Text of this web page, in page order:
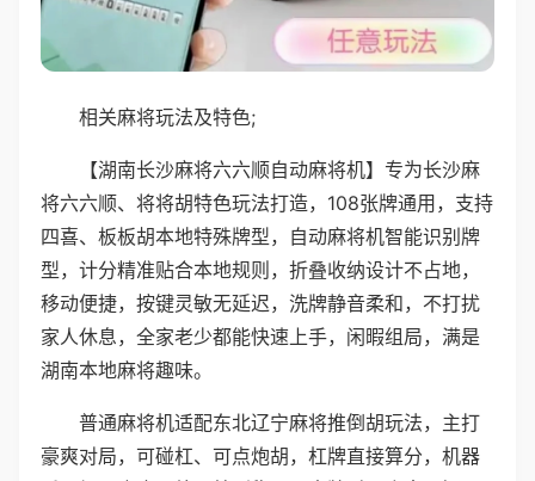
相关麻将玩法及特色;
【湖南长沙麻将六六顺自动麻将机】专为长沙麻
将六六顺、将将胡特色玩法打造，108张牌通用，支持
四喜、板板胡本地特殊牌型，自动麻将机智能识别牌
型，计分精准贴合本地规则，折叠收纳设计不占地，
移动便捷，按键灵敏无延迟，洗牌静音柔和，不打扰
家人休息，全家老少都能快速上手，闲暇组局，满是
湖南本地麻将趣味。
普通麻将机适配东北辽宁麻将推倒胡玩法，主打
豪爽对局，可碰杠、可点炮胡，杠牌直接算分，机器